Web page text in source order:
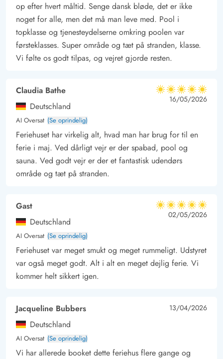
Vesterhav.
op efter hvert måltid. Senge dansk bløde, det er ikke
noget for alle, men det må man leve med. Pool i
topklasse og tjenesteydelserne omkring poolen var
førsteklasses. Super område og tæt på stranden, klasse.
Vi følte os godt tilpas, og vejret gjorde resten.
Claudia Bathe
Deutschland
AI Oversat (Se oprindelig)
5 ud af 5
5 ud af 5
5 out of 5
16/05/2026
Feriehuset har virkelig alt, hvad man har brug for til en
ferie i maj. Ved dårligt vejr er der spabad, pool og
sauna. Ved godt vejr er der et fantastisk udendørs
område og tæt på stranden.
Gast
Deutschland
AI Oversat (Se oprindelig)
5 ud af 5
5 ud af 5
5 out of 5
02/05/2026
Feriehuset var meget smukt og meget rummeligt. Udstyret
var også meget godt. Alt i alt en meget dejlig ferie. Vi
kommer helt sikkert igen.
Jacqueline Bubbers
Deutschland
AI Oversat (Se oprindelig)
13/04/2026
Vi har allerede booket dette feriehus flere gange og